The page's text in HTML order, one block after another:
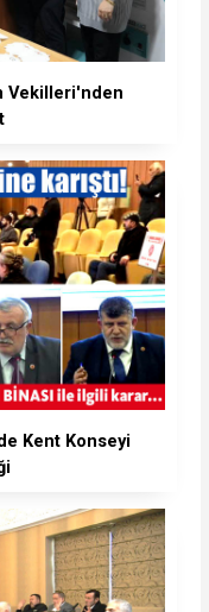
Vekilleri'nden
Kent Konseyi